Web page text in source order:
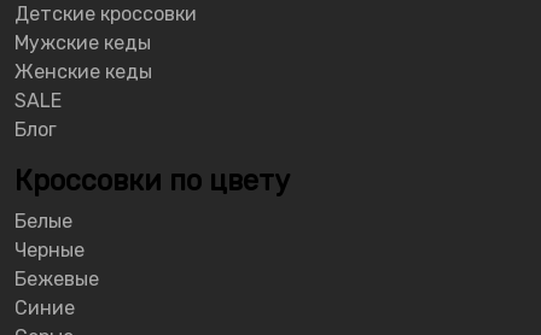
Детские кроссовки
Мужские кеды
Женские кеды
SALE
Блог
Кроссовки по цвету
Белые
Черные
Бежевые
Синие